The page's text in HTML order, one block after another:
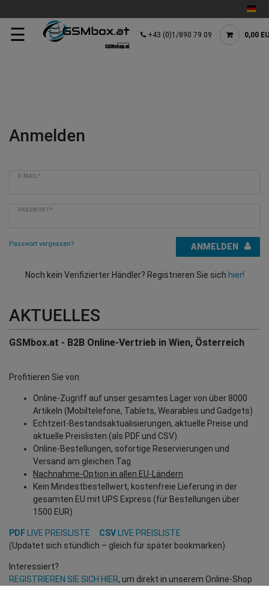
☰ +43 (0)1/890 79 09 0,00
Anmelden
E-MAIL*
PASSWORT*
Passwort vergessen? ANMELDEN
Noch kein Verifizierter Händler? Registrieren Sie sich hier!
AKTUELLES
GSMbox.at - B2B Online-Vertrieb in Wien, Österreich
Profitieren Sie von:
Online-Zugriff auf unser gesamtes Lager von über 8000
Artikeln (Mobiltelefone, Tablets, Wearables und Gadgets)
Echtzeit-Bestandsaktualisierungen, aktuelle Preise und
aktuelle Preislisten (als PDF und CSV)
Online-Bestellungen, sofortige Reservierungen und
Versand am gleichen Tag
Nachnahme-Option in allen EU-Ländern
Kein Mindestbestellwert, kostenfreie Lieferung in der
gesamten EU mit UPS Express (für Bestellungen über
1500 EUR)
PDF LIVE PREISLISTE CSV
LIVE PREISLISTE
(Updatet sich stündlich – gleich für später bookmarken)
Interessiert?
REGISTRIEREN SIE SICH HIER, um direkt in unserem Online-Shop